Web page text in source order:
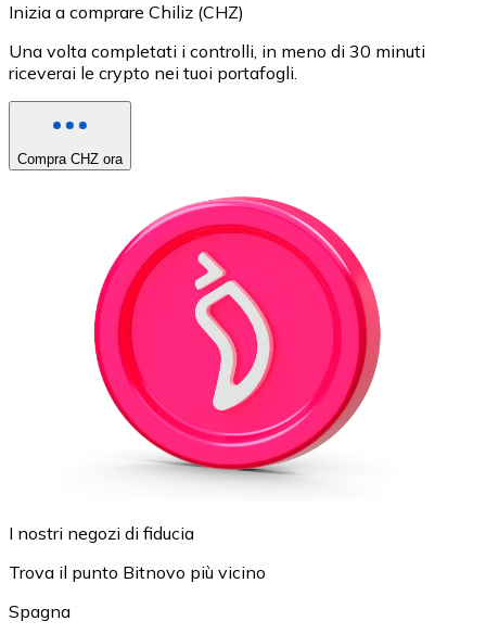
Inizia a comprare Chiliz (CHZ)
Una volta completati i controlli, in meno di 30 minuti
riceverai le crypto nei tuoi portafogli.
Compra CHZ ora
I nostri negozi di fiducia
Trova il punto Bitnovo più vicino
Spagna